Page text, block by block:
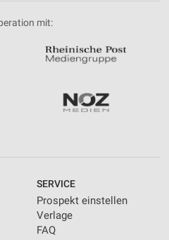
mit:
SERVICE
Prospekt einstellen
Verlage
FAQ